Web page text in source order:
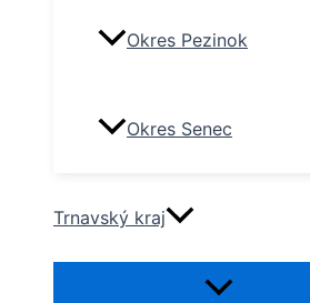
Okres Pezinok
Okres Senec
Trnavský kraj